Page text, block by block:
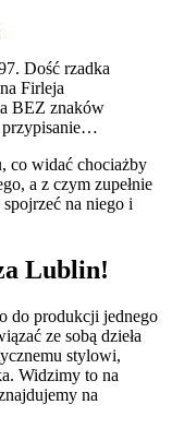
Dość rzadka
Firleja
BEZ znaków
przypisanie…
co widać chociażby
a z czym zupełnie
na niego i
Lublin!
do produkcji jednego
ze sobą dzieła
stylowi,
Widzimy to na
na